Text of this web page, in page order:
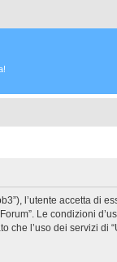
l’utente accetta di
Le condizioni
l’uso dei servizi di